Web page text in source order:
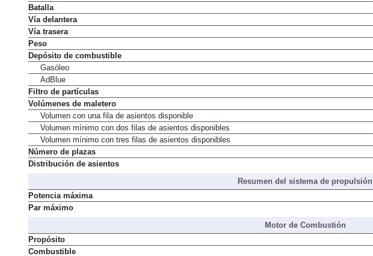
Altura
Batalla
Vía delantera
Vía trasera
Peso
Depósito de combustible
Gasóleo
AdBlue
Filtro de partículas
Volúmenes de maletero
Volumen con una fila de asientos disponible
Volumen mínimo con dos filas de asientos disponibles
Volumen mínimo con tres filas de asientos disponibles
Número de plazas
Resumen del sistema de propulsión
Potencia máxima
Motor de Combustión
Propósito